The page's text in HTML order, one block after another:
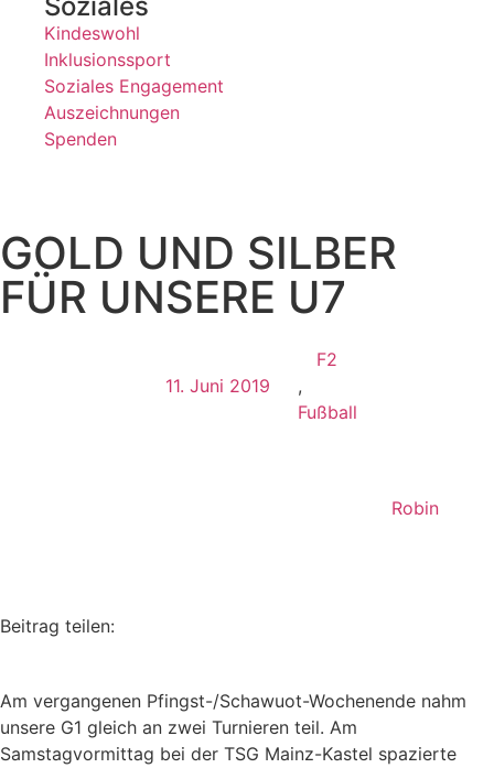
Kindeswohl
Inklusionssport
Soziales Engagement
Auszeichnungen
Spenden
GOLD UND SILBER
FÜR UNSERE U7
11. Juni 2019
F2
,
Fußball
Robin
Beitrag teilen:
Am vergangenen Pfingst-/Schawuot-Wochenende nahm
unsere G1 gleich an zwei Turnieren teil. Am
Samstagvormittag bei der TSG Mainz-Kastel spazierte